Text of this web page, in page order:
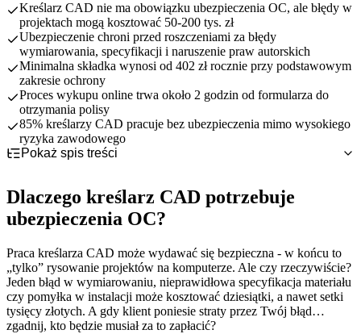
Kreślarz CAD nie ma obowiązku ubezpieczenia OC, ale błędy w
projektach mogą kosztować 50-200 tys. zł
Ubezpieczenie chroni przed roszczeniami za błędy
wymiarowania, specyfikacji i naruszenie praw autorskich
Minimalna składka wynosi od 402 zł rocznie przy podstawowym
zakresie ochrony
Proces wykupu online trwa około 2 godzin od formularza do
otrzymania polisy
85% kreślarzy CAD pracuje bez ubezpieczenia mimo wysokiego
ryzyka zawodowego
Pokaż spis treści
Konsekwencje finansowe błędów w projektach technicznych
Rosnące wymagania rynku i odpowiedzialność prawna
Status prawny zawodu kreślarza CAD w Polsce
Porównanie z zawodami regulowanymi w projektowaniu
Dlaczego warto rozważyć OC mimo braku obowiązku
Co obejmuje ubezpieczenie OC kreślarza CAD?
Podstawowy zakres odpowiedzialności cywilnej
Rozszerzenia standardowe dla kreślarzy CAD
Płatne rozszerzenia i dodatkowa ochrona
Główne wyłączenia z ochrony ubezpieczeniowej
Najczęstsze ryzyka zawodowe kreślarza CAD - przykłady
szkód
Błędy w wymiarowaniu i specyfikacjach technicznych
Problemy z kompatybilnością i integracją systemów
Naruszenie praw autorskich i własności intelektualnej
Ile kosztuje OC dla kreślarza CAD?
Czynniki wpływające na wysokość składki
Orientacyjne przedziały cenowe i pakiety
Porównanie koszt ubezpieczenia vs potencjalna szkoda
Jak i gdzie wykupić ubezpieczenie OC kreślarza CAD?
Korzyści zakupu online vs tradycyjne kanały
Szczegółowy proces zakupu krok po kroku
Wymagane dokumenty i informacje
Praktyczne wskazówki dla kreślarza CAD
Procedury kontroli jakości i weryfikacji projektów
Dokumentacja pracy i komunikacja z klientami
Postępowanie w przypadku roszczenia lub szkody
Dlaczego kreślarz CAD potrzebuje
ubezpieczenia OC?
Praca kreślarza CAD może wydawać się bezpieczna - w końcu to
„tylko” rysowanie projektów na komputerze. Ale czy rzeczywiście?
Jeden błąd w wymiarowaniu, nieprawidłowa specyfikacja materiału
czy pomyłka w instalacji może kosztować dziesiątki, a nawet setki
tysięcy złotych. A gdy klient poniesie straty przez Twój błąd…
zgadnij, kto będzie musiał za to zapłacić?